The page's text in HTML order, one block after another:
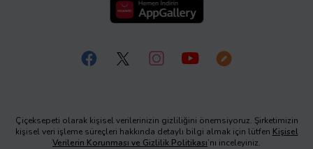
Çiçeksepeti olarak kişisel verilerinizin gizliliğini önemsiyoruz. Şirketimizin
kişisel veri işleme süreçleri hakkında detaylı bilgi almak için lütfen Kişisel
Verilerin Korunması ve Gizlilik Politikası’nı inceleyiniz.